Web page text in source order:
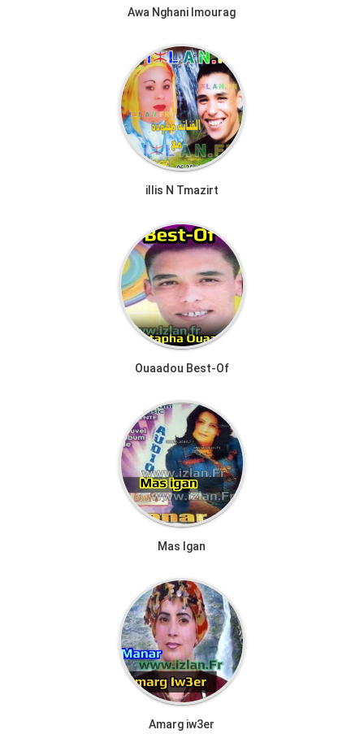
Awa Nghani Imourag
illis N Tmazirt
Ouaadou Best-Of
Mas Igan
Amarg iw3er